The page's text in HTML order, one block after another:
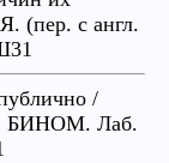
(пер. с англ.
/
БИНОМ. Лаб.